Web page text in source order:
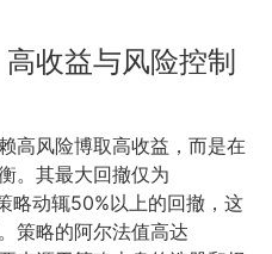
收益与风险控制
高风险博取高收益，而是在
。其最大回撤仅为
略动辄50%以上的回撤，这
策略的阿尔法值高达